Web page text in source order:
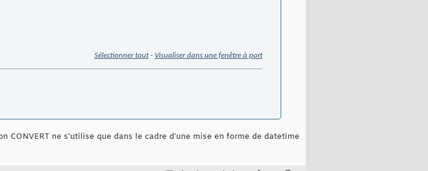
Sélectionner tout- Visualiser dans une fenêtre à part
CONVERT ne s'utilise que dans le cadre d'une mise en forme de datetime